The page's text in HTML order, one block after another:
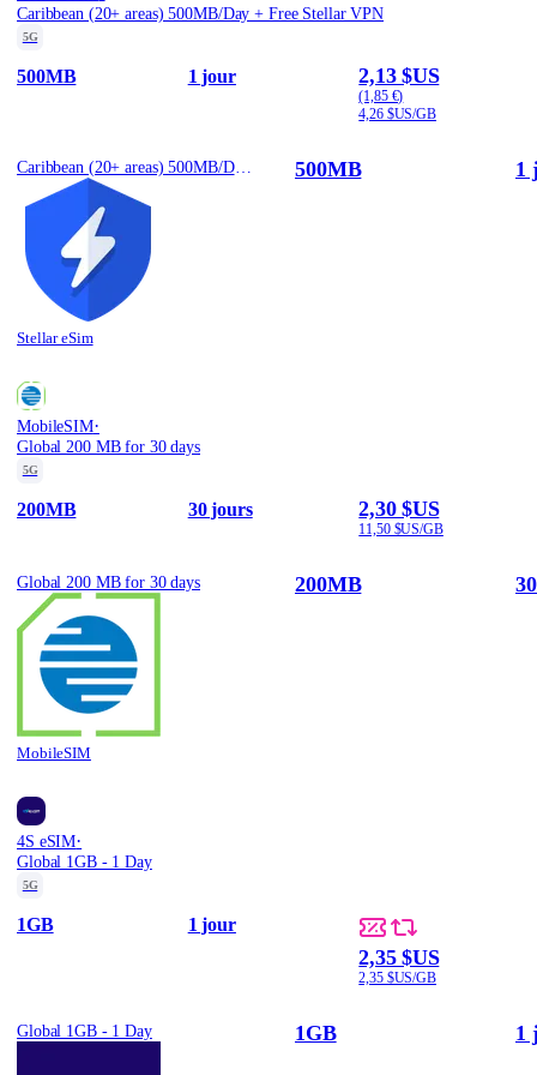
Caribbean (20+ areas) 500MB/Day + Free Stellar VPN
5G
500MB 1 jour 2,13 $US
(1,85 €)
4,26 $US/GB
Caribbean (20+ areas) 500MB/Day + Free Stellar VPN
Stellar eSim
500MB 1
MobileSIM·
Global 200 MB for 30 days
5G
200MB 30 jours 2,30 $US
11,50 $US/GB
Global 200 MB for 30 days
MobileSIM
200MB
4S eSIM·
Global 1GB - 1 Day
5G
1GB 1 jour
2,35 $US
2,35 $US/GB
Global 1GB - 1 Day 1GB 1